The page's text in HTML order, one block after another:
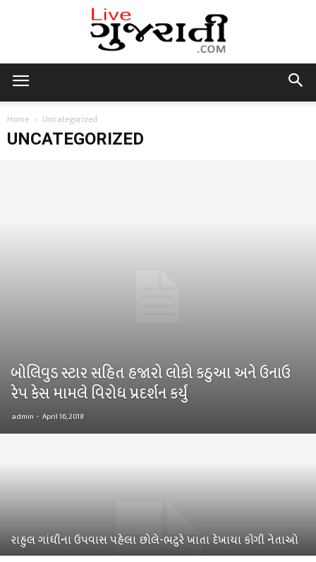
Home Uncategorized
UNCATEGORIZED
બોલિવુડ સ્ટાર સહિત હજારો લોકો કઠુઆ અને ઉનાઉ
રેપ કેસ મામલે વિરોધ પ્રદર્શન કર્યું
admin - April 16, 2018
રાહુલ ગાંધીના ઉપવાસ પહેલા છોલે-ભટુરે ખાતા દેખાયા કોંગી નેતાઓ